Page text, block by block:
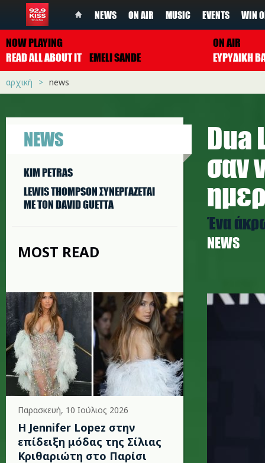
NEWS ON AIR MUSIC EVENTS WIN
NOW PLAYING
READ ALL ABOUT IT EMELI SANDE
ON AIR
ΕΥΡΥΔΙΚΗ
αρχική news
NEWS
KIM PETRAS
LEWIS THOMPSON ΣΥΝΕΡΓAΖΕΤΑΙ
ΜΕ ΤΟΝ DAVID GUETTA
MOST READ
Παρασκευή, 10 Ιούλιος 2026
Η Jennifer Lopez στην
επίδειξη μόδας της Σίλιας
Κριθαριώτη στο Παρίσι
Dua
σαν
Ένα
NEWS
d.jpg